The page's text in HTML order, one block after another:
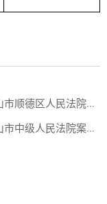
人民法院案件摇珠结果
民法院案件摇珠结果